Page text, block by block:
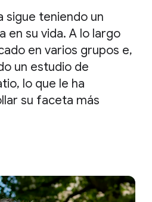
sigue teniendo un
en su vida. A lo largo
en varios grupos e,
un estudio de
lo que le ha
su faceta más